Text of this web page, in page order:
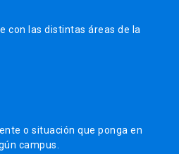
con las distintas áreas de la
o situación que ponga en
campus.